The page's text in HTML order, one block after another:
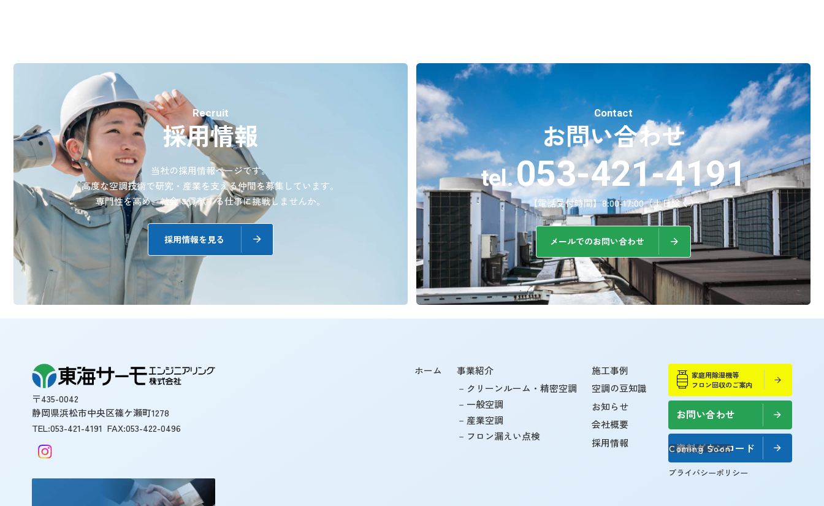
Recruit
採用情報
当社の採用情報ページです。
高度な空調技術で研究・産業を支える仲間を募集しています。
専門性を高め、社会に貢献する仕事に挑戦しませんか。
採用情報を見る
Contact
お問い合わせ
tel.053-421-4191
【電話受付時間】8:00-17:00（土日除く）
メールでのお問い合わせ
〒435-0042
静岡県浜松市中央区篠ケ瀬町1278
TEL:053-421-4191 FAX:053-422-0496
ホーム
事業紹介
－ クリーンルーム・精密空調
－ 一般空調
－ 産業空調
－ フロン漏えい点検
施工事例
空調の豆知識
お知らせ
会社概要
採用情報
家庭用除湿機等
フロン回収のご案内
お問い合わせ
資料ダウンロード
Coming Soon
プライバシーポリシー